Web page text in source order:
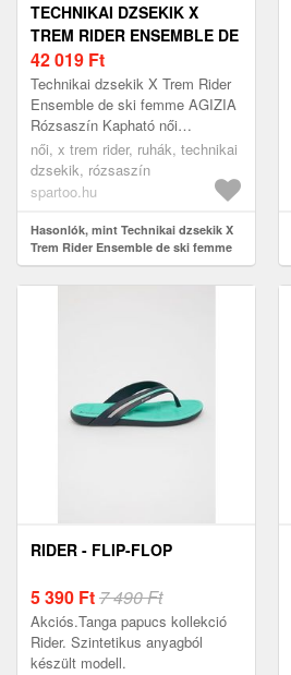
TECHNIKAI DZSEKIK X
TREM RIDER ENSEMBLE DE
SKI FEMME AGIZIA
42 019 Ft
Technikai dzsekik X Trem Rider
Ensemble de ski femme AGIZIA
Rózsaszín Kapható női
méretben. EU S, EU M, EU L,
EU XL Ruhák > Technikai
dzsekik
női, x trem rider, ruhák, technikai
dzsekik, rózsaszín
spartoo.hu
Hasonlók, mint Technikai dzsekik X
Trem Rider Ensemble de ski femme
AGIZIA
RIDER - FLIP-FLOP
5 390 Ft7 490 Ft
Akciós.Tanga papucs kollekció
Rider. Szintetikus anyagból
készült modell.